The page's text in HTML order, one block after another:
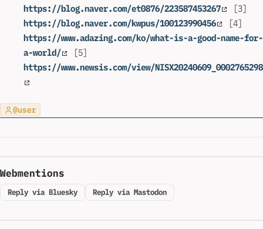
https://blog.naver.com/et0876/223587453267
[3]
https://blog.naver.com/kwpus/100123990456
[4]
https://www.adazing.com/ko/what-is-a-good-name-for-
a-world/
[5]
https://www.newsis.com/view/NISX20240609_0002765298
@user
Webmentions
Reply via Bluesky Reply via Mastodon